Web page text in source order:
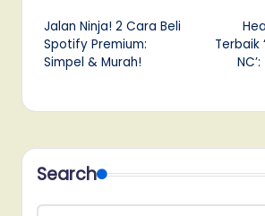
navigation
Jalan Ninja! 2 Cara Beli
Spotify Premium:
Simpel & Murah!
Terbaik
Search